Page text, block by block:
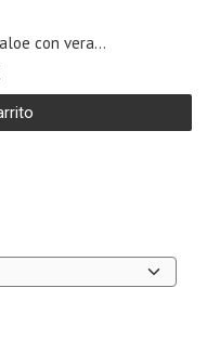
con vera...